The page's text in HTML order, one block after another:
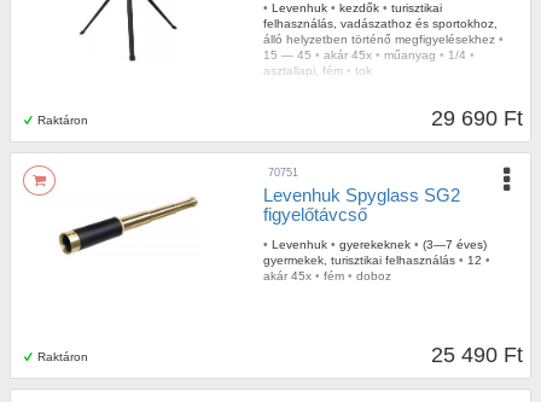
Raktáron
• Levenhuk • kezdők • turisztikai
felhasználás, vadászathoz és sportokhoz,
álló helyzetben történő megfigyelésekhez •
15 — 45 • akár 45x • műanyag • 1/4 •
asztallapi, fém • tok
29 690 Ft
Raktáron
70751
Levenhuk Spyglass SG2
figyelőtávcső
• Levenhuk • gyerekeknek • (3—7 éves)
gyermekek, turisztikai felhasználás • 12 •
akár 45x • fém • doboz
25 490 Ft